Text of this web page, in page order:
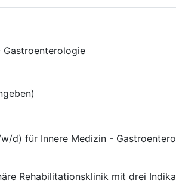
d) für Innere Medizin -
Rehabilitationsklinik mit drei